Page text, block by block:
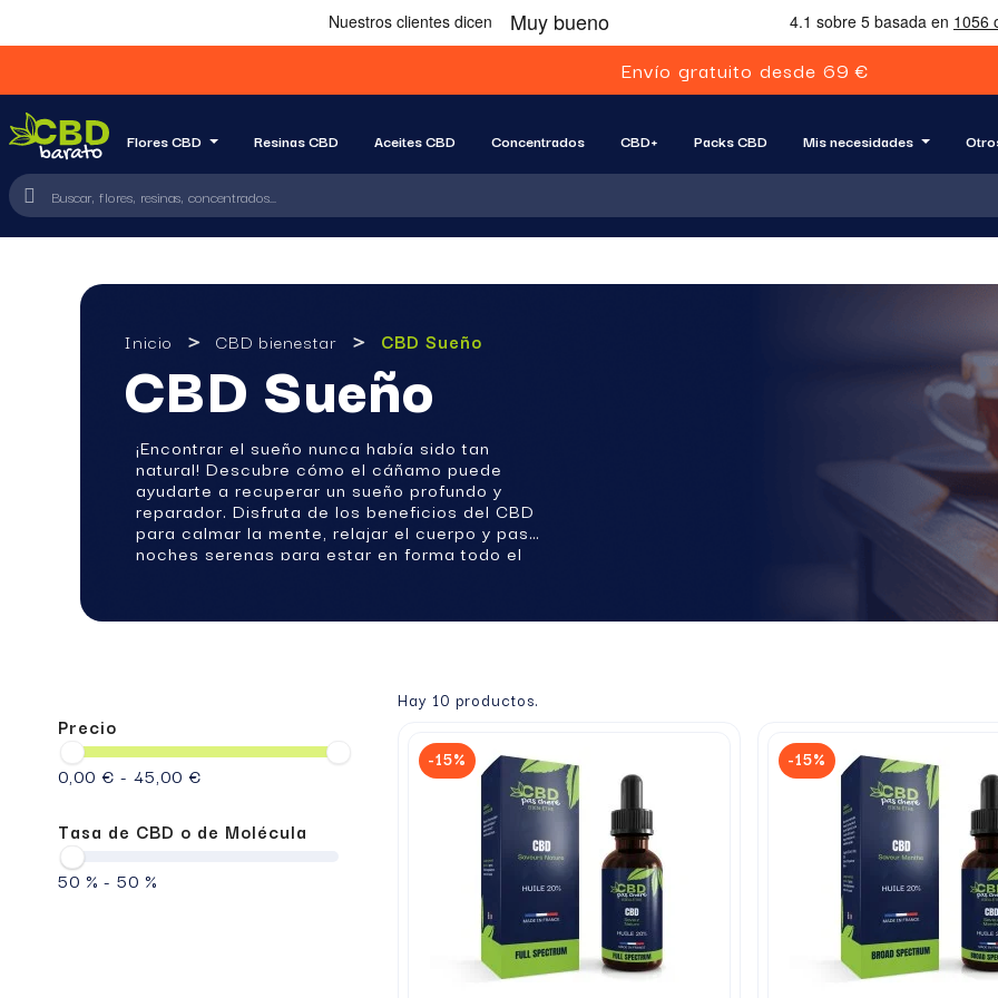
Envío gratuito desde 69 €
Flores CBD Resinas CBD Aceites CBD Concentrados CBD+ Packs CBD Mis necesidades
Inicio CBD bienestar CBD Sueño
CBD Sueño
¡Encontrar el sueño nunca había sido tan
natural! Descubre cómo el cáñamo puede
ayudarte a recuperar un sueño profundo y
reparador. Disfruta de los beneficios del CBD
para calmar la mente, relajar el cuerpo y pasar
noches serenas para estar en forma todo el
Precio
0,00 € - 45,00 €
Tasa de CBD o de Molécula
50 % - 50 %
Hay 10 productos.
-15% -15%